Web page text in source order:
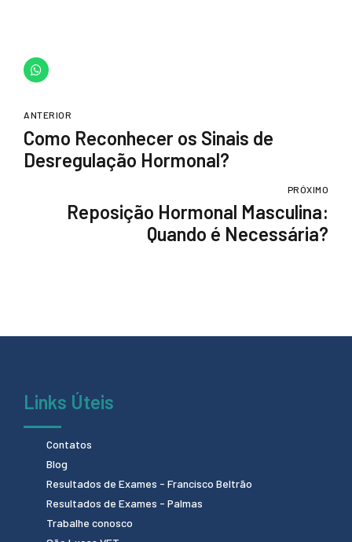
ANTERIOR
Como Reconhecer os Sinais de
Desregulação Hormonal?
PRÓXIMO
Reposição Hormonal Masculina:
Quando é Necessária?
Links Úteis
Contatos
Blog
Resultados de Exames - Francisco Beltrão
Resultados de Exames - Palmas
Trabalhe conosco